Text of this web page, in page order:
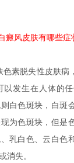
癜风皮肤有哪些症
素脱失性皮肤病
以发生在人体的
白色斑块，白斑
为色斑块，但是
乳白色、云白色
消失。